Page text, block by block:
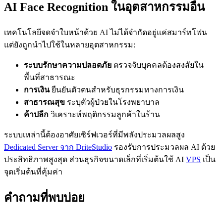
AI Face Recognition ในอุตสาหกรรมอื่น
เทคโนโลยีจดจำใบหน้าด้วย AI ไม่ได้จำกัดอยู่แค่สมาร์ทโฟน
แต่ยังถูกนำไปใช้ในหลายอุตสาหกรรม:
ระบบรักษาความปลอดภัย ตรวจจับบุคคลต้องสงสัยใน
พื้นที่สาธารณะ
การเงินยืนยันตัวตนสำหรับธุรกรรมทางการเงิน
สาธารณสุข ระบุตัวผู้ป่วยในโรงพยาบาล
ค้าปลีก วิเคราะห์พฤติกรรมลูกค้าในร้าน
ระบบเหล่านี้ต้องอาศัยเซิร์ฟเวอร์ที่มีพลังประมวลผลสูง
Dedicated Server จาก DriteStudio รองรับการประมวลผล AI ด้วย
ประสิทธิภาพสูงสุด ส่วนธุรกิจขนาดเล็กที่เริ่มต้นใช้ AI VPS เป็น
จุดเริ่มต้นที่คุ้มค่า
คำถามที่พบบ่อย